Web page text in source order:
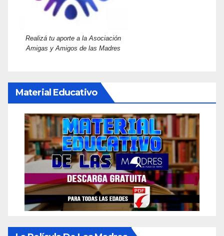
Realizá tu aporte a la Asociación
Amigas y Amigos de las Madres
Material Educativo